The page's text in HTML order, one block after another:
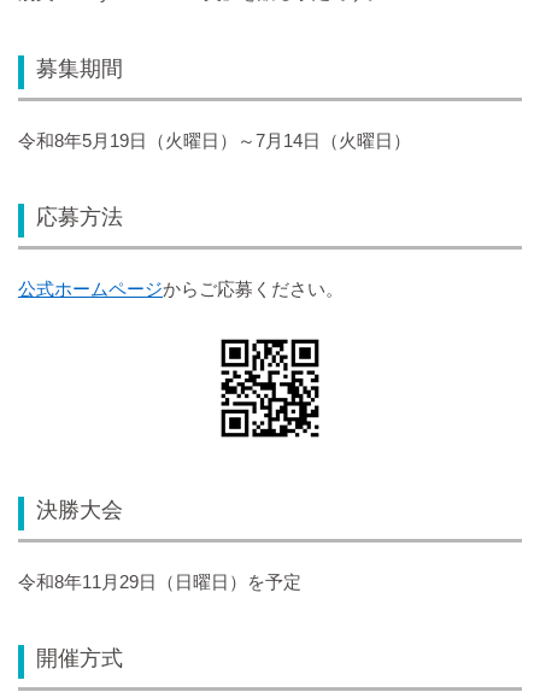
募集期間
令和8年5月19日（火曜日）～7月14日（火曜日）
応募方法
公式ホームページからご応募ください。
決勝大会
令和8年11月29日（日曜日）を予定
開催方式